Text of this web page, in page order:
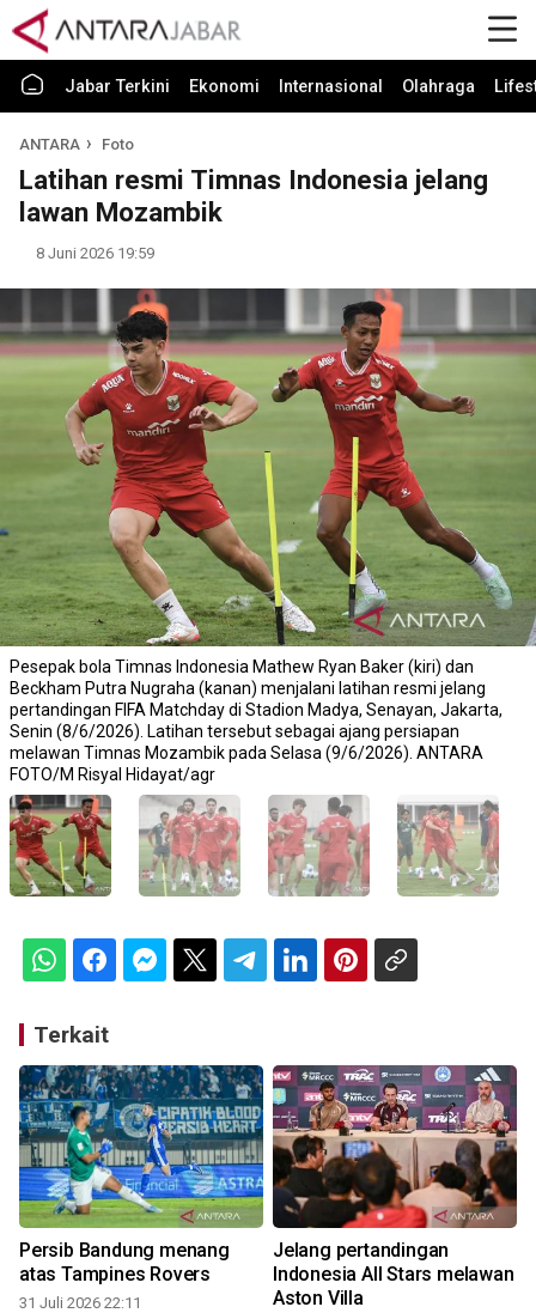
Jabar Terkini Ekonomi Internasional Olahraga
ANTARA Foto
Latihan resmi Timnas Indonesia jelang
lawan Mozambik
8 Juni 2026 19:59
Pesepak bola Timnas Indonesia Mathew Ryan Baker (kiri) dan
Beckham Putra Nugraha (kanan) menjalani latihan resmi jelang
pertandingan FIFA Matchday di Stadion Madya, Senayan, Jakarta,
Senin (8/6/2026). Latihan tersebut sebagai ajang persiapan
melawan Timnas Mozambik pada Selasa (9/6/2026). ANTARA
FOTO/M Risyal Hidayat/agr
Terkait
Persib Bandung menang
atas Tampines Rovers
31 Juli 2026 22:11
Jelang pertandingan
Indonesia All Stars melawan
Aston Villa